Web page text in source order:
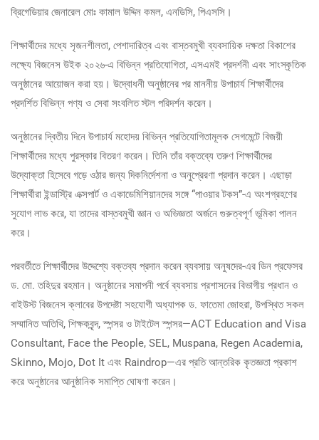
ব্রিগেডিয়ার জেনারেল মোঃ কামাল উদ্দিন কমল, এনডিসি, পিএসসি।
শিক্ষার্থীদের মধ্যে সৃজনশীলতা, পেশাদারিত্ব এবং বাস্তবমুখী ব্যবসায়িক দক্ষতা বিকাশের
লক্ষ্যে বিজনেস উইক ২০২৬-এ বিভিন্ন প্রতিযোগিতা, এসএমই প্রদর্শনী এবং সাংস্কৃতিক
অনুষ্ঠানের আয়োজন করা হয়। উদ্বোধনী অনুষ্ঠানের পর মাননীয় উপাচার্য শিক্ষার্থীদের
প্রদর্শিত বিভিন্ন পণ্য ও সেবা সংবলিত স্টল পরিদর্শন করেন।
অনুষ্ঠানের দ্বিতীয় দিনে উপাচার্য মহোদয় বিভিন্ন প্রতিযোগিতামূলক সেগমেন্টে বিজয়ী
শিক্ষার্থীদের মধ্যে পুরস্কার বিতরণ করেন। তিনি তাঁর বক্তব্যে তরুণ শিক্ষার্থীদের
উদ্যোক্তা হিসেবে গড়ে ওঠার জন্য দিকনির্দেশনা ও অনুপ্রেরণা প্রদান করেন। এছাড়া
শিক্ষার্থীরা ইন্ডাস্ট্রি এক্সপার্ট ও একাডেমিশিয়ানদের সঙ্গে “পাওয়ার টকস”-এ অংশগ্রহণের
সুযোগ লাভ করে, যা তাদের বাস্তবমুখী জ্ঞান ও অভিজ্ঞতা অর্জনে গুরুত্বপূর্ণ ভূমিকা পালন
করে।
পরবর্তীতে শিক্ষার্থীদের উদ্দেশ্যে বক্তব্য প্রদান করেন ব্যবসায় অনুষদের-এর ডিন প্রফেসর
ড. মো. তহিদুর রহমান। অনুষ্ঠানের সমাপনী পর্বে ব্যবসায় প্রশাসনের বিভাগীয় প্রধান ও
বাইউস্ট বিজনেস ক্লাবের উপদেষ্টা সহযোগী অধ্যাপক ড. ফাতেমা জোহরা, উপস্থিত সকল
সম্মানিত অতিথি, শিক্ষকবৃন্দ, স্পন্সর ও টাইটেল স্পন্সর—ACT Education and Visa
Consultant, Face the People, SEL, Muspana, Regen Academia,
Skinno, Mojo, Dot It এবং Raindrop—এর প্রতি আন্তরিক কৃতজ্ঞতা প্রকাশ
করে অনুষ্ঠানের আনুষ্ঠানিক সমাপ্তি ঘোষণা করেন।